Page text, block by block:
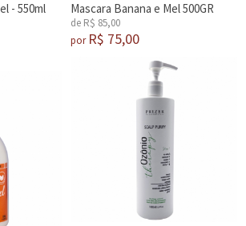
- 550ml Mascara Banana e Mel 500GR
de R$ 85,00
por R$ 75,00